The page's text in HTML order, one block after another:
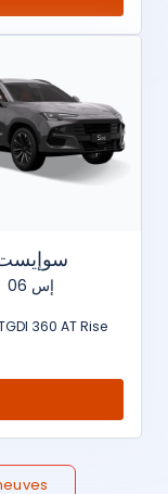
إس 06
360 AT Rise